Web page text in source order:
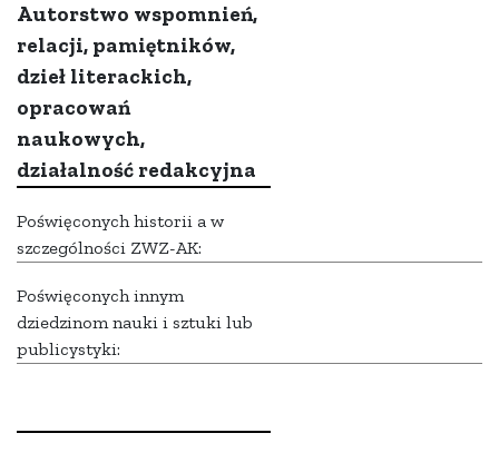
Autorstwo wspomnień,
relacji, pamiętników,
dzieł literackich,
opracowań
naukowych,
działalność redakcyjna
Poświęconych historii a w
szczególności ZWZ-AK:
Poświęconych innym
dziedzinom nauki i sztuki lub
publicystyki: